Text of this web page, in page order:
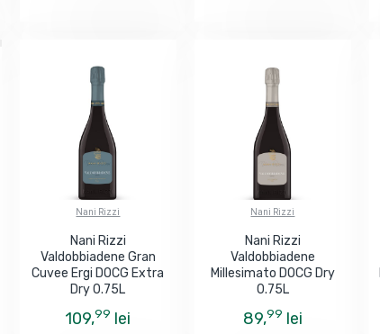
Nani Rizzi
Nani Rizzi
Valdobbiadene Gran
Cuvee Ergi DOCG Extra
Dry 0.75L
109,99 lei
Nani Rizzi
Nani Rizzi
Valdobbiadene
Millesimato DOCG Dry
0.75L
89,99 lei